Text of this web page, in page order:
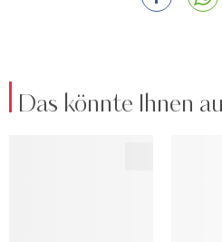
Das könnte Ihnen